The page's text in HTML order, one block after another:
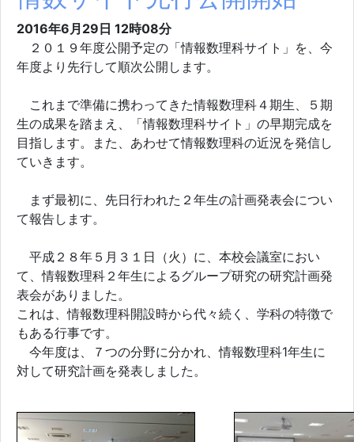
2016年6月29日 12時08分
２０１９年度公開予定の「情報数理科サイト」を、今
年度より先行して順次公開します。
これまで準備に携わってきた情報数理科４期生、５期
生の成果を踏まえ、「情報数理科サイト」の早期完成を
目指します。また、あわせて情報数理科の近況を発信し
ていきます。
まず最初に、先日行われた２年生の計画発表会につい
て報告します。
平成２８年５月３１日（火）に、本校会議室におい
て、情報数理科２年生によるグループ研究の研究計画発
表会がありました。
これは、情報数理科開設時から代々続く、学科の特徴で
もある行事です。
今年度は、７つの分野に分かれ、情報数理科1年生に
対して研究計画を発表しました。